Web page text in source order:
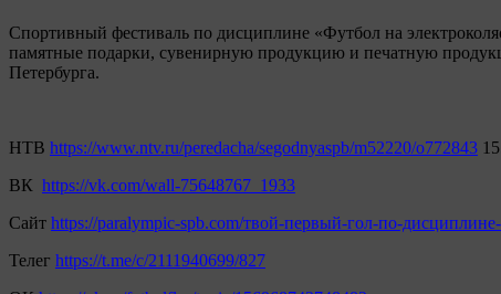
Спортивный фестиваль по дисциплине «Футбол на
памятные подарки, сувенирную продукцию и печатную
Петербурга.
НТВ https://www.ntv.ru/peredacha/segodnyaspb/m52220/o772843
ВК https://vk.com/wall-75648767_1933
Сайт https://paralympic-spb.com/твой-первый-гол-по-
Телег https://t.me/c/2111940699/827